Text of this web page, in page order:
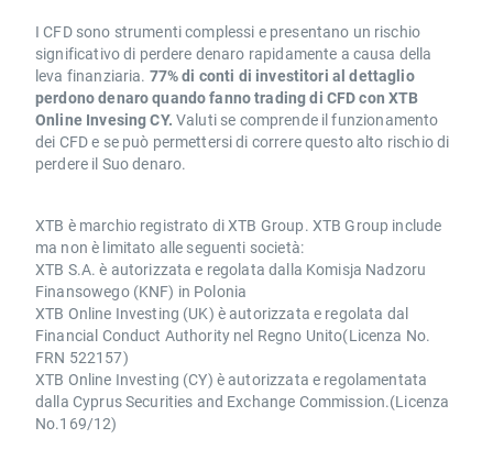
I CFD sono strumenti complessi e presentano un rischio
significativo di perdere denaro rapidamente a causa della
leva finanziaria. 77% di conti di investitori al dettaglio
perdono denaro quando fanno trading di CFD con XTB
Online Invesing CY. Valuti se comprende il funzionamento
dei CFD e se può permettersi di correre questo alto rischio di
perdere il Suo denaro.
XTB è marchio registrato di XTB Group. XTB Group include
ma non è limitato alle seguenti società:
XTB S.A. è autorizzata e regolata dalla Komisja Nadzoru
Finansowego (KNF) in Polonia
XTB Online Investing (UK) è autorizzata e regolata dal
Financial Conduct Authority nel Regno Unito(Licenza No.
FRN 522157)
XTB Online Investing (CY) è autorizzata e regolamentata
dalla Cyprus Securities and Exchange Commission.(Licenza
No.169/12)